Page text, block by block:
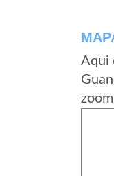
Aqui